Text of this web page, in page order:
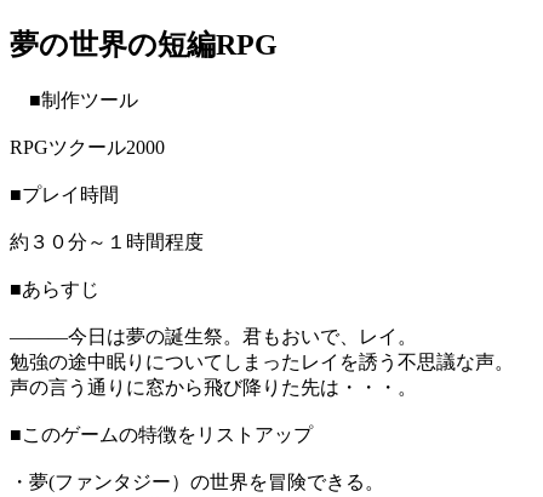
夢の世界の短編RPG
■制作ツール
RPGツクール2000
■プレイ時間
約３０分～１時間程度
■あらすじ
―――今日は夢の誕生祭。君もおいで、レイ。
勉強の途中眠りについてしまったレイを誘う不思議な声。
声の言う通りに窓から飛び降りた先は・・・。
■このゲームの特徴をリストアップ
・夢(ファンタジー）の世界を冒険できる。